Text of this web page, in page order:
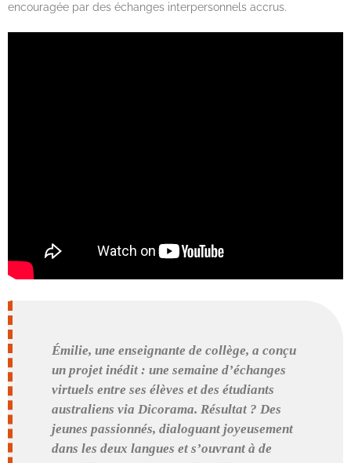
encouragée par des échanges interpersonnels accrus.
Émilie, une enseignante de collège, a conçu
un projet inédit : une semaine d’échanges
virtuels entre ses élèves et des étudiants
australiens via Dicorama. Résultat ? Des
jeunes passionnés, dialoguant joyeusement
dans les deux langues et s’ouvrant à de